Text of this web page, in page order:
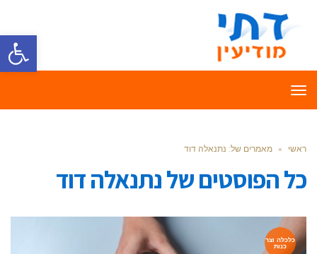
פתח
תפריט
ראשי » מאמרים של: נתנאלה דוד
כל הפוסטים שלנתנאלה דוד
כלכלה וצר
כנות